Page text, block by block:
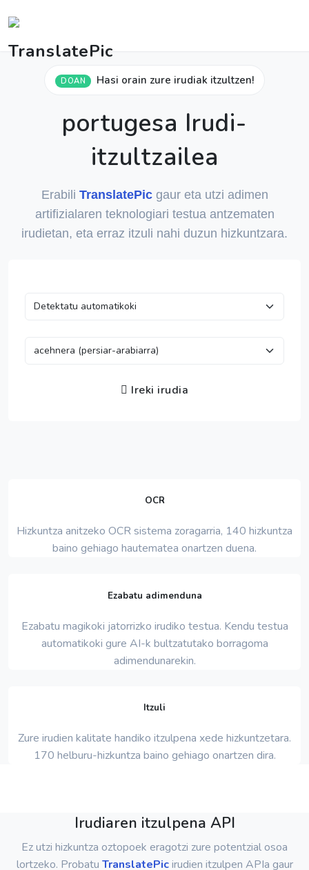
DOAN Hasi orain zure irudiak itzultzen!
portugesa Irudi-
itzultzailea
Erabili TranslatePicgaur eta utzi adimen
artifizialaren teknologiari testua antzematen
irudietan, eta erraz itzuli nahi duzun hizkuntzara.
Ireki irudia
OCR
Hizkuntza anitzeko OCR sistema zoragarria, 140 hizkuntza
baino gehiago hautematea onartzen duena.
Ezabatu adimenduna
Ezabatu magikoki jatorrizko irudiko testua. Kendu testua
automatikoki gure AI-k bultzatutako borragoma
adimendunarekin.
Itzuli
Zure irudien kalitate handiko itzulpena xede hizkuntzetara.
170 helburu-hizkuntza baino gehiago onartzen dira.
Irudiaren itzulpena API
Ez utzi hizkuntza oztopoek eragotzi zure potentzial osoa
lortzeko. Probatu TranslatePicirudien itzulpen APIa gaur